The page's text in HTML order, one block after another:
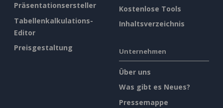
Präsentationsersteller
Tabellenkalkulations-
Editor
Preisgestaltung
Kostenlose Tools
Inhaltsverzeichnis
Unternehmen
Über uns
Was gibt es Neues?
Pressemappe